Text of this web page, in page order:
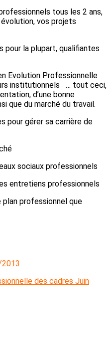
tous les 2 ans,
vos projets
la plupart, qualifiantes
Professionnelle
institutionnels … tout ceci,
d’une bonne
que du marché du travail.
pour gérer sa carrière de
sociaux professionnels
entretiens professionnels
professionnel que
des cadres Juin